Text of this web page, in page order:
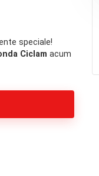
speciale!
Ciclam acum